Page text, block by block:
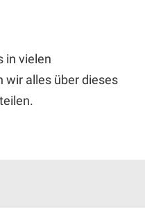
in vielen
wir alles über dieses